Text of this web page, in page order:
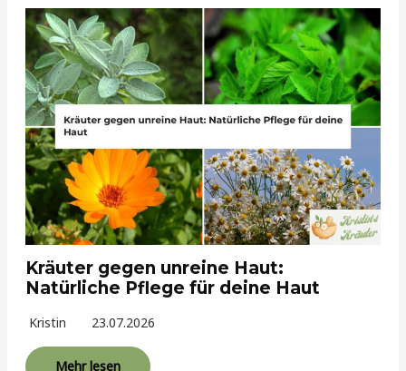
Kräuter gegen unreine Haut:
Natürliche Pflege für deine Haut
Kristin 23.07.2026
Mehr lesen